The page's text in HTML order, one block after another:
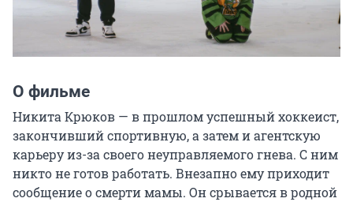
О фильме
Никита Крюков — в прошлом успешный хоккеист,
закончивший спортивную, а затем и агентскую
карьеру из-за своего неуправляемого гнева. С ним
никто не готов работать. Внезапно ему приходит
сообщение о смерти мамы. Он срывается в родной